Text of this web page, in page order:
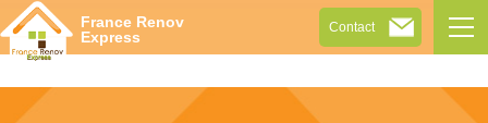
Contact
France Renov
Express